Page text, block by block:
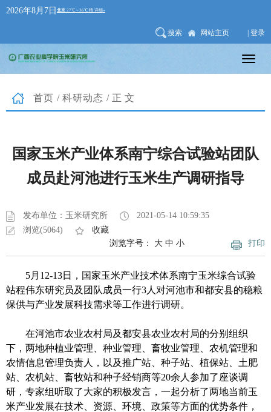
2026年8月7日
搜索 网站主页 | 登录
首页 / 科研动态 /正文
国家玉米产业体系南宁综合试验站团队
成员赴河池进行玉米生产调研指导
发布单位：玉米研究所
2021-05-14 10:59:35
浏览(5064)
收藏
打印
浏览字号： 大 中 小
5月 12-13日，国家玉米产业技术体系南宁玉米综合试验
站程伟东研究员及团队成员一行3人对河池市和都安县的稳粮
保供与产业发展科技需求等工作进行调研。
在河池市农业农村局及都安县农业农村局的分别组织
下，两地种植业管理、种业管理、畜牧业管理、农机管理和
农情信息管理负责人，以及推广站、种子站、植保站、土肥
站、农机站
畜牧站和种子经销商等20余人参加了座谈调
研 ， 专家组听取了大家的积极发言，一起分析了两地当前玉
米产业发展在技术、资源、环境、政策等方面的优势条件 ，